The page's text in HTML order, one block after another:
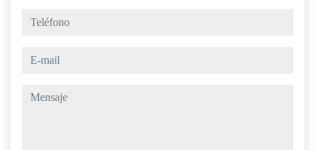
teléfono
e-mail
mensaje